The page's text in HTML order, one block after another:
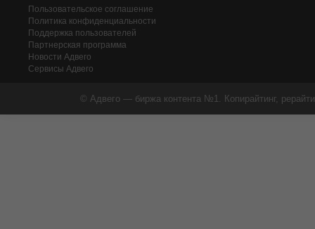
Пользовательское соглашение
Политика конфиденциальности
Поддержка пользователей
Партнерская программа
Новости Адвего
Сервисы Адвего
© Адвего — биржа контента №1. Копирайтинг,